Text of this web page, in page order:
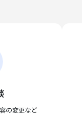
の変更など